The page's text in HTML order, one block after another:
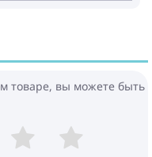
товаре, вы можете быть